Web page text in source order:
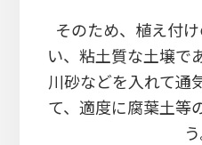
そのため、植え付
い、粘土質な土壌で
川砂などを入れて通
て、適度に腐葉土等
う